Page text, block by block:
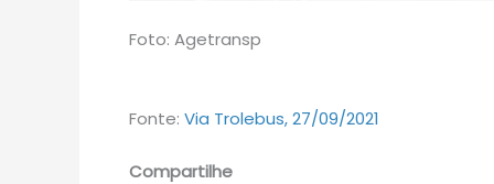
Foto: Agetransp
Fonte: Via Trolebus, 27/09/2021
Compartilhe